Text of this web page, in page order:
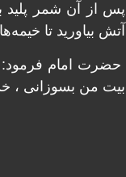
پس از آن شمر پليد
آتش بياوريد تا
حضرت امام فرمود:
بيت من بسوزانی ،